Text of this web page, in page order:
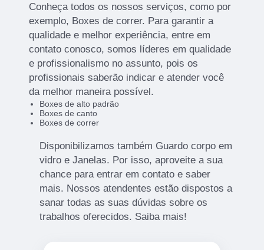
Conheça todos os nossos serviços, como por
exemplo, Boxes de correr. Para garantir a
qualidade e melhor experiência, entre em
contato conosco, somos líderes em qualidade
e profissionalismo no assunto, pois os
profissionais saberão indicar e atender você
da melhor maneira possível.
Boxes de alto padrão
Boxes de canto
Boxes de correr
Disponibilizamos também Guardo corpo em
vidro e Janelas. Por isso, aproveite a sua
chance para entrar em contato e saber
mais. Nossos atendentes estão dispostos a
sanar todas as suas dúvidas sobre os
trabalhos oferecidos. Saiba mais!